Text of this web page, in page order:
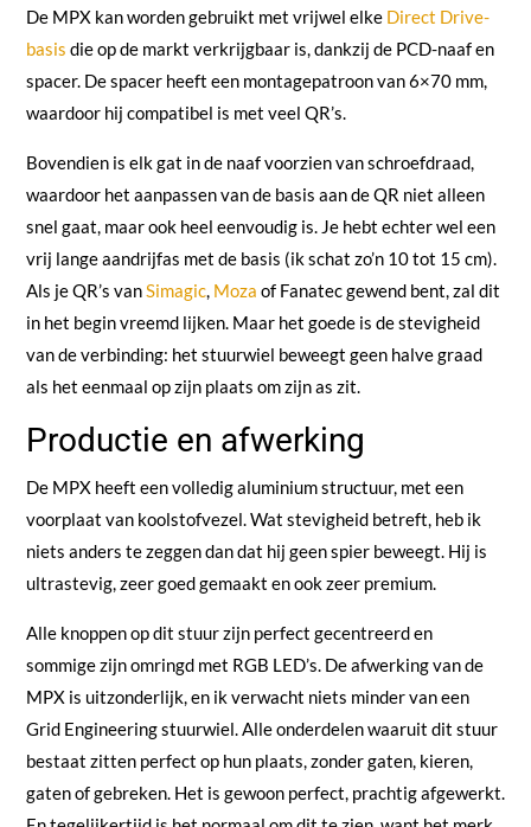
De MPX kan worden gebruikt met vrijwel elke Direct Drive-
basis die op de markt verkrijgbaar is, dankzij de PCD-naaf en
spacer. De spacer heeft een montagepatroon van 6×70 mm,
waardoor hij compatibel is met veel QR’s.
Bovendien is elk gat in de naaf voorzien van schroefdraad,
waardoor het aanpassen van de basis aan de QR niet alleen
snel gaat, maar ook heel eenvoudig is. Je hebt echter wel een
vrij lange aandrijfas met de basis (ik schat zo’n 10 tot 15 cm).
Als je QR’s vanSimagic, Moza of Fanatec gewend bent, zal dit
in het begin vreemd lijken. Maar het goede is de stevigheid
van de verbinding: het stuurwiel beweegt geen halve graad
als het eenmaal op zijn plaats om zijn as zit.
Productie en afwerking
De MPX heeft een volledig aluminium structuur, met een
voorplaat van koolstofvezel. Wat stevigheid betreft, heb ik
niets anders te zeggen dan dat hij geen spier beweegt. Hij is
ultrastevig, zeer goed gemaakt en ook zeer premium.
Alle knoppen op dit stuur zijn perfect gecentreerd en
sommige zijn omringd met RGB LED’s. De afwerking van de
MPX is uitzonderlijk, en ik verwacht niets minder van een
Grid Engineering stuurwiel. Alle onderdelen waaruit dit stuur
bestaat zitten perfect op hun plaats, zonder gaten, kieren,
gaten of gebreken. Het is gewoon perfect, prachtig afgewerkt.